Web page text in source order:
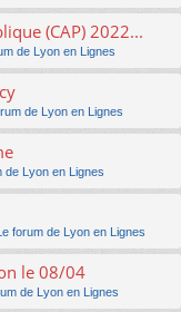
(CAP) 2022...
de Lyon en Lignes
de Lyon en Lignes
de Lyon en Lignes
Le forum de Lyon en Lignes
le 08/04
de Lyon en Lignes